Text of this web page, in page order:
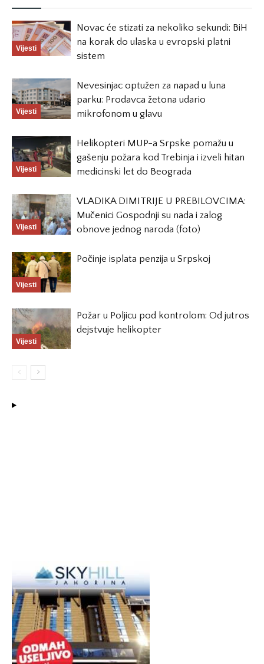
Vijesti
Novac će stizati za nekoliko sekundi: BiH
na korak do ulaska u evropski platni
sistem
Vijesti
Nevesinjac optužen za napad u luna
parku: Prodavca žetona udario
mikrofonom u glavu
Vijesti
Helikopteri MUP-a Srpske pomažu u
gašenju požara kod Trebinja i izveli hitan
medicinski let do Beograda
Vijesti
VLADIKA DIMITRIJE U PREBILOVCIMA:
Mučenici Gospodnji su nada i zalog
obnove jednog naroda (foto)
Vijesti
Počinje isplata penzija u Srpskoj
Vijesti
Požar u Poljicu pod kontrolom: Od jutros
dejstvuje helikopter